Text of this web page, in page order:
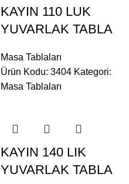
KAYIN 110 LUK
YUVARLAK TABLA
Masa Tablaları
Ürün Kodu: 3404 Kategori:
Masa Tablaları
KAYIN 140 LIK
YUVARLAK TABLA